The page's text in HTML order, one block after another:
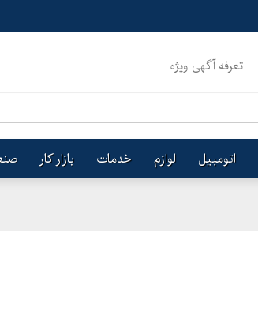
تعرفه آگهی ویژه
اتومبیل لوازم خدمات بازار کار